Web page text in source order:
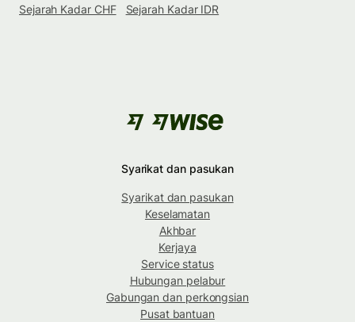
Sejarah Kadar CHF
Sejarah Kadar IDR
Syarikat dan pasukan
Syarikat dan pasukan
Keselamatan
Akhbar
Kerjaya
Service status
Hubungan pelabur
Gabungan dan perkongsian
Pusat bantuan